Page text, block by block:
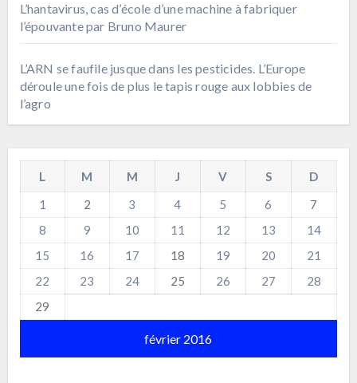
L’hantavirus, cas d’école d’une machine à fabriquer
l’épouvante par Bruno Maurer
L’ARN se faufile jusque dans les pesticides. L’Europe
déroule une fois de plus le tapis rouge aux lobbies de
l’agro
février 2016
L M M J V S
D
1
2 3 4 5 6
7
8
9 10 11 12 13
14
15
16 17 18 19 20
21
22
23 24 25 26 27
28
29